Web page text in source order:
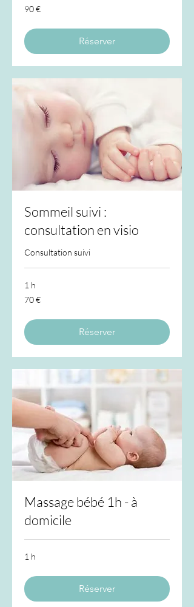
90
euros
90 €
Réserver
Sommeil suivi :
consultation en visio
Consultation suivi
1 h
70
euros
70 €
Réserver
Massage bébé 1h - à
domicile
1 h
Réserver